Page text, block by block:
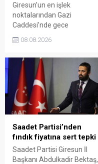
Giresun’un en işlek
noktalarından Gazi
Caddesi’nde gece
kavgada A.E. ayağından
bölgede kısa süreli panik
yaşanırken polis geniş çaplı
soruşturma başlattı.
08.08.2026
Saadet Partisi’nden
fındık fiyatına sert tepki
Saadet Partisi Giresun İl
Başkanı Abdulkadir Bektaş,